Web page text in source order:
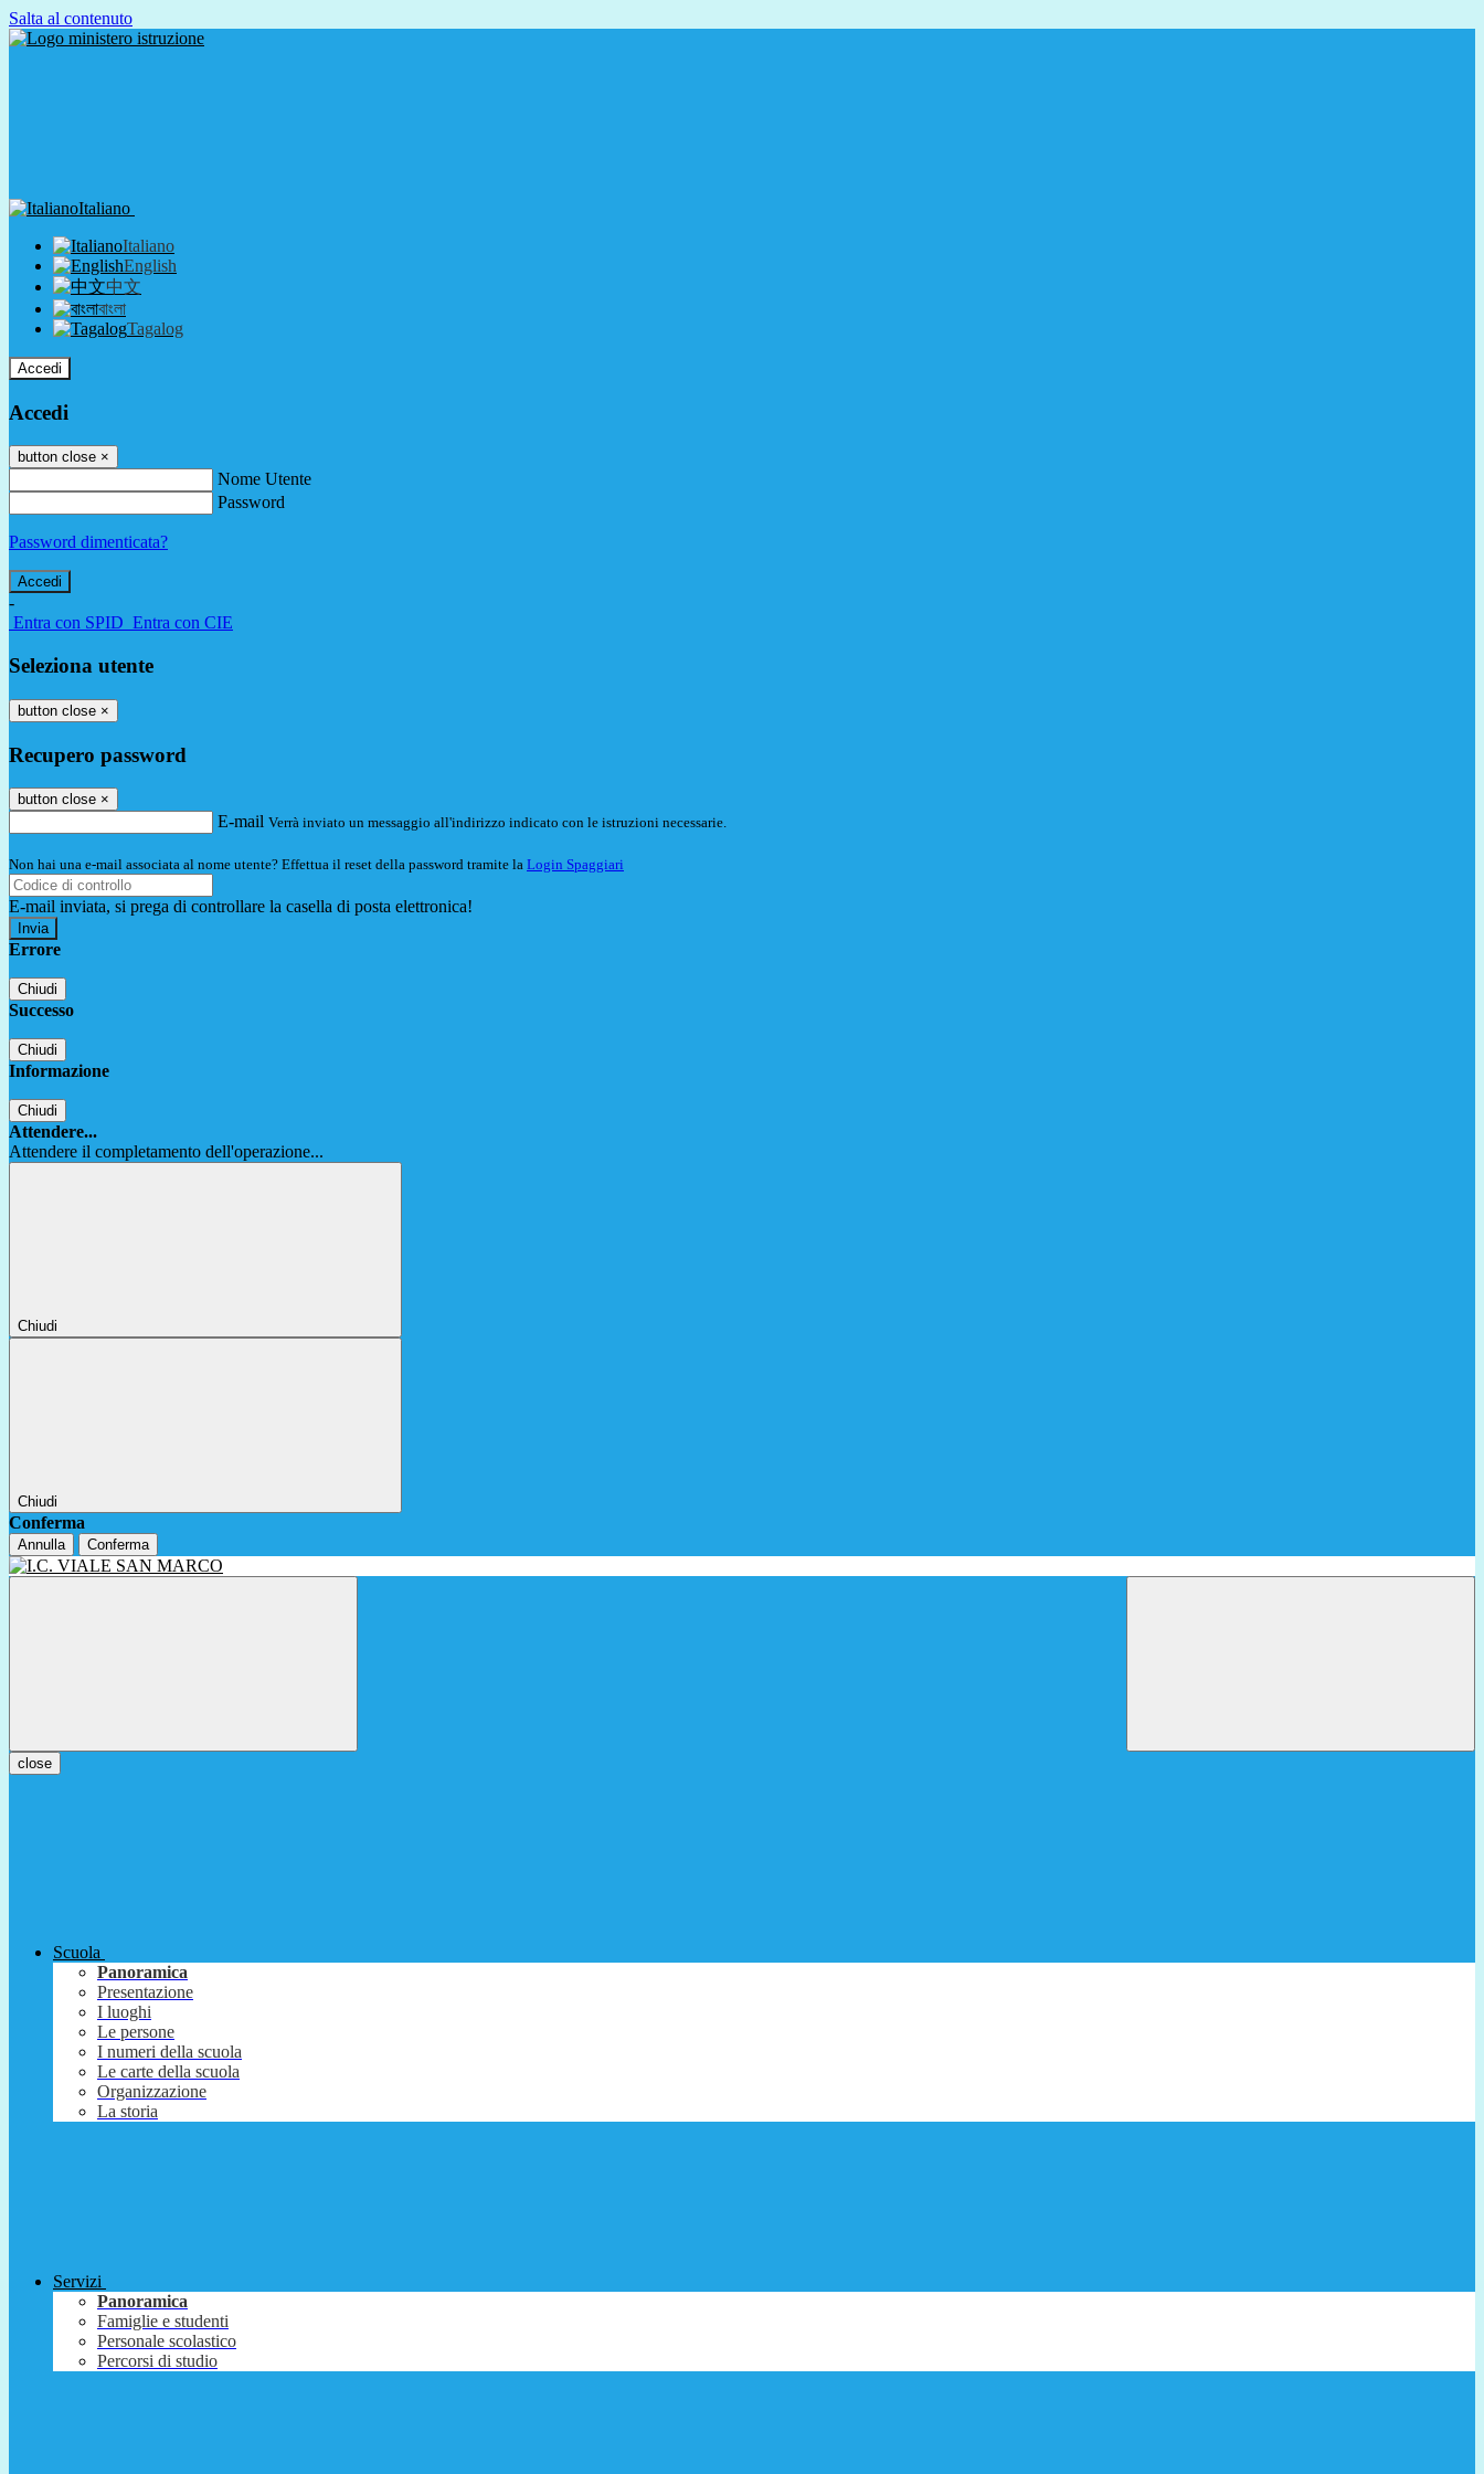
Salta al contenuto
Italiano
Italiano
English
中文
বাংলা
Tagalog
Accedi
Accedi
button close ×
Nome Utente
Password
Password dimenticata?
-
Entra con SPID Entra con CIE
Seleziona utente
button close ×
Recupero password
button close ×
E-mail Verrà inviato un messaggio all'indirizzo indicato con le istruzioni necessarie.
Non hai una e-mail associata al nome utente? Effettua il reset della password tramite la Login Spaggiari
E-mail inviata, si prega di controllare la casella di posta elettronica!
Errore
Chiudi
Successo
Chiudi
Informazione
Chiudi
Attendere...
Attendere il completamento dell'operazione...
Chiudi
Chiudi
Conferma
Annulla Conferma
close
Scuola
Panoramica
Presentazione
I luoghi
Le persone
I numeri della scuola
Le carte della scuola
Organizzazione
La storia
Servizi
Panoramica
Famiglie e studenti
Personale scolastico
Percorsi di studio